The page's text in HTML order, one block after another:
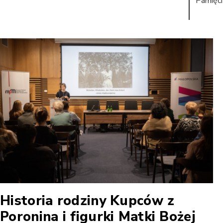
Historia rodziny Kupców z
Poronina i figurki Matki Bożej